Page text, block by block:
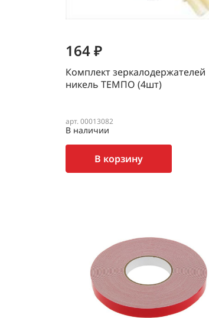
164 ₽
Комплект зеркалодержателей
никель ТЕМПО (4шт)
арт. 00013082
В наличии
В корзину